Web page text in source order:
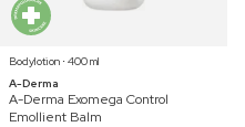
Bodylotion ⋅ 400 ml
A-Derma
A-Derma Exomega Control
Emollient Balm